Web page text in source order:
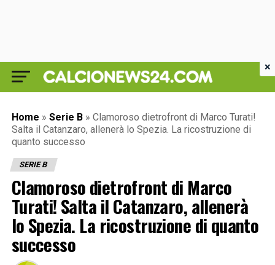
Home » Serie B » Clamoroso dietrofront di Marco Turati!
Salta il Catanzaro, allenerà lo Spezia. La ricostruzione di
quanto successo
SERIE B
Clamoroso dietrofront di Marco
Turati! Salta il Catanzaro, allenerà
lo Spezia. La ricostruzione di quanto
successo
×